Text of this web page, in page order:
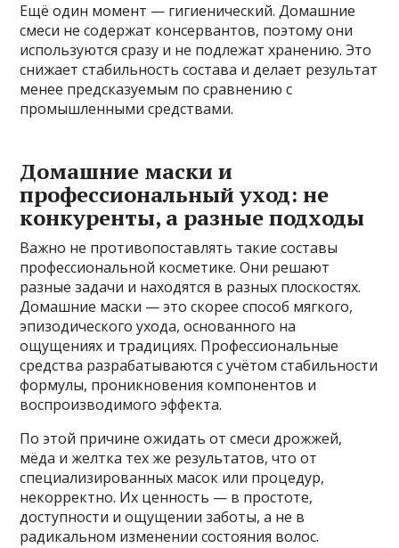
Ещё один момент — гигиенический. Домашние
смеси не содержат консервантов, поэтому они
используются сразу и не подлежат хранению. Это
снижает стабильность состава и делает результат
менее предсказуемым по сравнению с
промышленными средствами.
Домашние маски и
профессиональный уход: не
конкуренты, а разные подходы
Важно не противопоставлять такие составы
профессиональной косметике. Они решают
разные задачи и находятся в разных плоскостях.
Домашние маски — это скорее способ мягкого,
эпизодического ухода, основанного на
ощущениях и традициях. Профессиональные
средства разрабатываются с учётом стабильности
формулы, проникновения компонентов и
воспроизводимого эффекта.
По этой причине ожидать от смеси дрожжей,
мёда и желтка тех же результатов, что от
специализированных масок или процедур,
некорректно. Их ценность — в простоте,
доступности и ощущении заботы, а не в
радикальном изменении состояния волос.